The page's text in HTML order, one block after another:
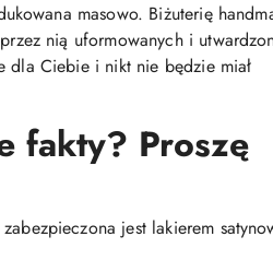
masowo. Biżuterię
nią uformowanych i
dla Ciebie i nikt nie będzie miał
fakty? Proszę
jest lakierem